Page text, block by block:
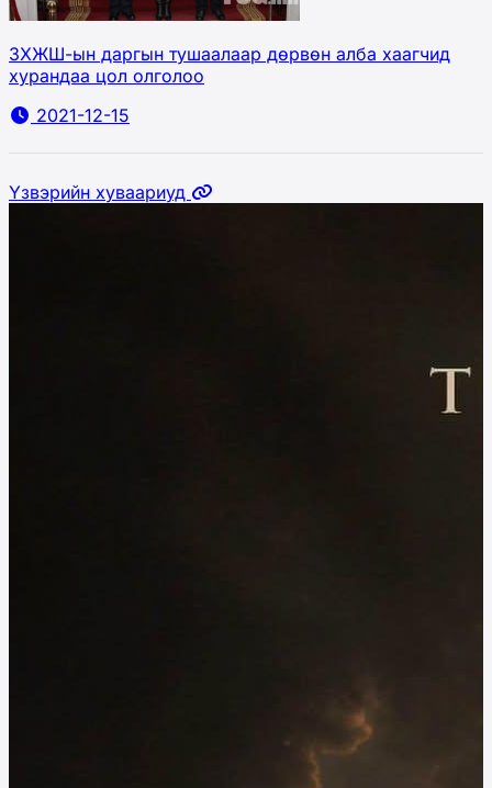
ЗХЖШ-ын даргын тушаалаар дөрвөн алба хаагчид
хурандаа цол олголоо
2021-12-15
Үзвэрийн хуваариуд